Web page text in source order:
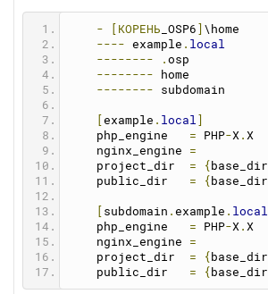
е
- [КОРЕНЬ _OSP6
\home
---- example . local
--------
. osp
-------- home
-------- subdomain
example . local
    php_engine
= PHP-X . X
    nginx_engine
=
    project_dir
= { base_dir
    public_dir
= { base_dir
subdomain . example . local
    php_engine
= PHP-X . X
    nginx_engine
=
    project_dir
= { base_dir
    public_dir
= { base_dir